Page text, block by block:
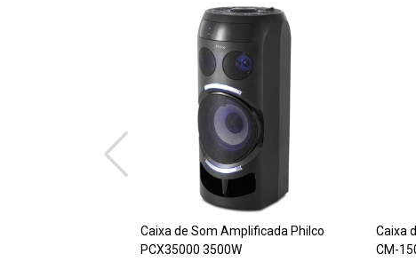
Caixa de Som Amplificada Philco
PCX35000 3500W
Caixa
CM-